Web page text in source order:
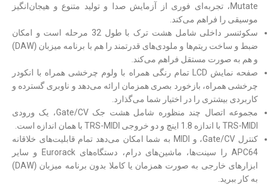
Mutate، تجربه‌ای فوری از آزمایش صدا و تولید متنوع و هیجان‌انگیز
موسیقی را فراهم می‌کند.
سکوئنسر داخلی شامل هشت ترک با طول 32 مرحله است و امکان
ضبط و ساخت ریتم‌ها و ملودی‌های قدرتمند را هم با برنامه میزبان (DAW)
و هم به صورت مستقل فراهم می‌کند.
صفحه نمایش LCD تمام رنگی همراه با ولوم چرخشی همراه با انکودر
چرخشی همراه، بازخورد بصری همزمان ارائه می‌دهد و ناوبری گسترده و
کاربردی بیشتری را در اختیار شما می‌گذارد.
مجموعه اتصال چند منظوره شامل هشت جک Gate/CV، یک ورودی
TRS-MIDI با اندازه 1.8 اینچ و دو خروجی TRS-MIDI با همان اندازه است.
کنترل Gate/CV، و MIDI به شما امکان می‌دهد تمام قابلیت‌های خلاقانه
APC64 را سینت‌ها، ماشین‌های درام، دستگاه‌های Eurorack و سایر
ابزارهای خارجی به صورت همزمان یا کاملا بدون برنامه میزبان (DAW)
به کار ببرید.